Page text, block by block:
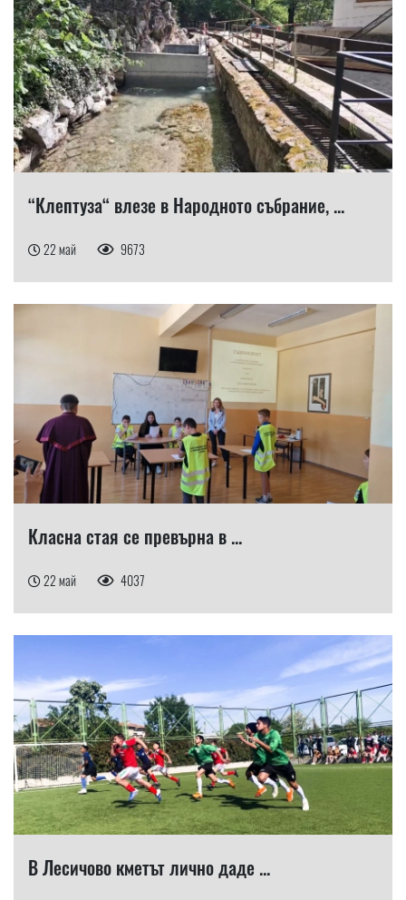
“Клептуза“ влезе в Народното събрание, ...
22 май 9673
Класна стая се превърна в ...
22 май 4037
В Лесичово кметът лично даде ...